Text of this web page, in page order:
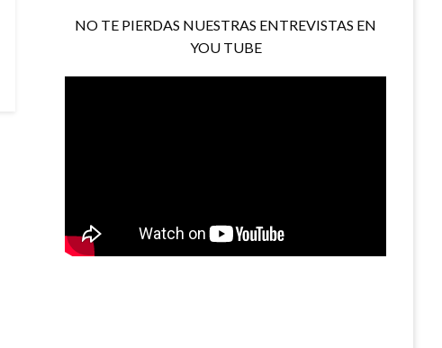
NO TE PIERDAS NUESTRAS ENTREVISTAS EN
YOU TUBE